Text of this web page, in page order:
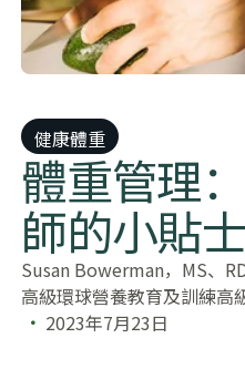
健康體重
體重管理
師的小貼士
Susan Bowerman，MS、
高級環球營養教育及訓練高
2023年7月23日